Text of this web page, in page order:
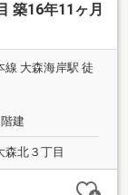
築16年11ヶ月
線 大森海岸駅 徒
建
森北３丁目